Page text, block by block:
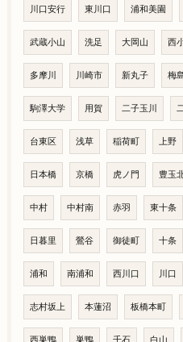
川口安行 東川口 浦和美園
武蔵小山 洗足 大岡山 西
多摩川 川崎市 新丸子 梅
駒澤大学 用賀 二子玉川
台東区 浅草 稲荷町 上野
日本橋 京橋 虎ノ門 豊玉
中村 中村南 赤羽 東十条
日暮里 鶯谷 御徒町 十条
浦和 南浦和 西川口 川口
志村坂上 本蓮沼 板橋本町
西巣鴨 巣鴨 千石 白山